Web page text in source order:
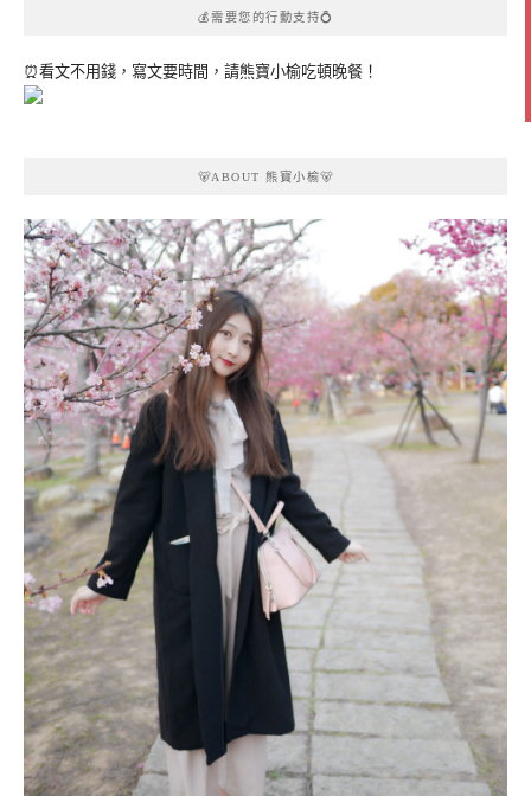
💰需要您的行動支持💍
⏰看文不用錢，寫文要時間，請熊寶小榆吃頓晚餐！
🐻ABOUT 熊寶小榆🐻